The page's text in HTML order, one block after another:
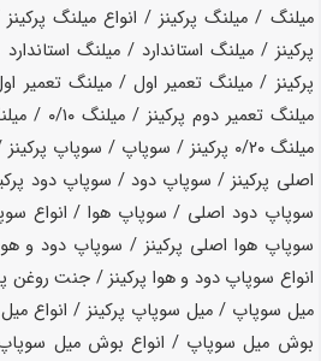
میلنگ / میلنگ پرکینز / انواع میلنگ
پرکینز / میلنگ استاندارد / میلنگ استاندارد
پرکینز / میلنگ تعمیر اول / میلنگ تعمیر
میلنگ ۰/۲۰ پرکینز / سوپاپ / سوپاپ
اصلی پرکینز / سوپاپ دود / سوپاپ دود
سوپاپ دود اصلی / سوپاپ هوا / انواع
سوپاپ هوا اصلی پرکینز / سوپاپ دود و
انواع سوپاپ دود و هوا پرکینز / جنت
میل سوپاپ / میل سوپاپ پرکینز / انواع
بوش میل سوپاپ / انواع بوش میل